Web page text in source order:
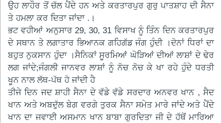
ਉਹ ਲਾਹੌਰ ਤੋਂ ਚੱਲ ਪੈਂਦੇ ਹਨ ਅਤੇ ਕਰਤਾਰਪੁਰ ਗੁਰੁ ਪਾਤਸ਼ਾਹ ਦੀ ਸੈਨਾ
ਤੇ ਹਮਲਾ ਕਰ ਦਿਤਾ ਜਾਂਦਾ .।
ਭਟ ਵਹੀਆਂ ਅਨੁਸਾਰ 29, 30, 31 ਵਿਸਾਖ ਨੂੰ ਤਿੰਨ ਦਿਨ ਕਰਤਾਰਪੁਰ
ਦੇ ਸਥਾਨ ਤੇ ਲਗਾਤਾਰ ਭਿਆਨਕ ਗਹਿਗੱਡ ਜੰਗ ਹੁੰਦੀ ।ਦੋਨਾਂ ਧਿਰਾਂ ਦਾ
ਬਹੁਤ ਨੁਕਸਾਨ ਹੁੰਦਾ ।ਸੈਨਿਕਾਂ ਸੂਰਮਿਆਂ ਘੋੜਿਆਂ ਦੀਆਂ ਲਾਸ਼ਾਂ ਦੇ ਢੇਰ
ਲਗ ਜਾਂਦੇ;ਜੰਗਲੀ ਜਾਨਵਰ ਲਾਸ਼ਾਂ ਨੂੰ ਨੋਚ ਨੋਚ ਕੇ ਖਾ ਰਹੇ ਹੁੰਦੇ ਧਰਤੀ
ਖੂਨ ਨਾਲ ਲੱਥ-ਪੱਥ ਹੋ ਜਾਂਦੀ ਹੈ
ਤੀਜੇ ਦਿਨ ਜਦ ਸ਼ਾਹੀ ਸੈਨਾ ਦੇ ਵੱਡੇ ਵੱਡੇ ਸਰਦਾਰ ਅਨਵਰ ਖਾਨ , ਸੈਦ
ਖਾਨ ਅਤੇ ਅਬਦੁੱਲ ਬੇਗ ਵਰਗੇ ਤੁਰਕ ਸੈਨਾ ਸਮੇਤ ਮਾਰੇ ਜਾਂਦੇ ਅਤੇ ਪੈਂਦੇ
ਖਾਨ ਦਾ ਜਵਾਈ ਅਸਮਾਨ ਖਾਨ ਬਾਬਾ ਗੁਰਦਿਤਾ ਜੀ ਦੇ ਹੱਥੋਂ ਮਾਰਿਆ